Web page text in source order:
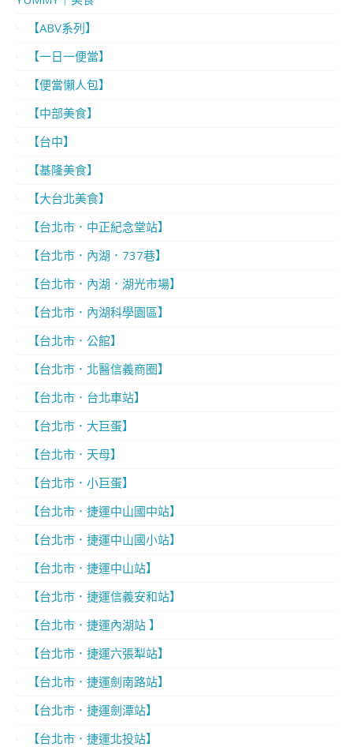
【ABV系列】
【一日一便當】
【便當懶人包】
【中部美食】
【台中】
【基隆美食】
【大台北美食】
【台北市．中正紀念堂站】
【台北市．內湖．737巷】
【台北市．內湖．湖光市場】
【台北市．內湖科學園區】
【台北市．公館】
【台北市．北醫信義商圈】
【台北市．台北車站】
【台北市．大巨蛋】
【台北市．天母】
【台北市．小巨蛋】
【台北市．捷運中山國中站】
【台北市．捷運中山國小站】
【台北市．捷運中山站】
【台北市．捷運信義安和站】
【台北市．捷運內湖站 】
【台北市．捷運六張犁站】
【台北市．捷運劍南路站】
【台北市．捷運劍潭站】
【台北市．捷運北投站】